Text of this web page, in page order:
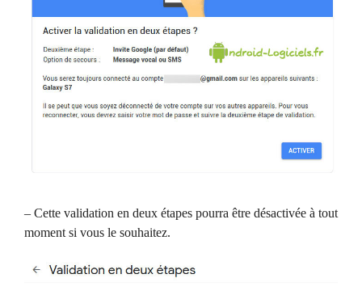
– Cette validation en deux étapes pourra être désactivée à tout
moment si vous le souhaitez.